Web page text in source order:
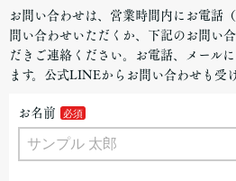
お問い合わせは、営業時間内にお電話
問い合わせいただくか、下記のお問い
だきご連絡ください。お電話、メール
ます。公式LINEからお問い合わせも受
お名前